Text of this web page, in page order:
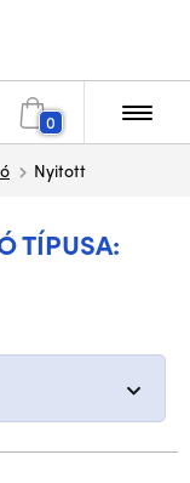
0
Nyitott
TÍPUSA: